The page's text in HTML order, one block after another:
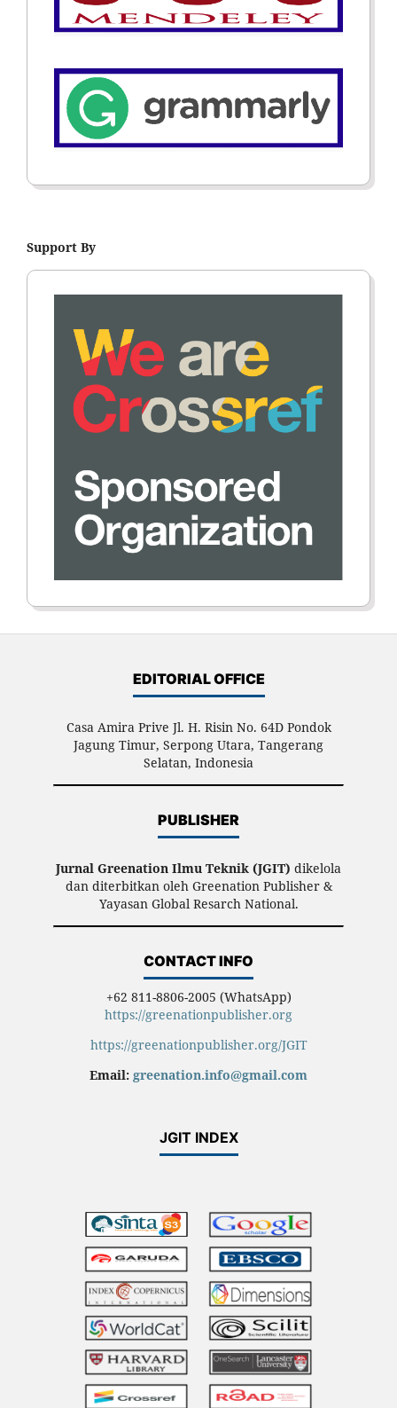
Support By
EDITORIAL OFFICE
Casa Amira Prive Jl. H. Risin No. 64D Pondok
Jagung Timur, Serpong Utara, Tangerang
Selatan, Indonesia
PUBLISHER
Jurnal Greenation Ilmu Teknik (JGIT) dikelola
dan diterbitkan oleh Greenation Publisher &
Yayasan Global Resarch National.
CONTACT INFO
+62 811-8806-2005 (WhatsApp)
https://greenationpublisher.org
https://greenationpublisher.org/JGIT
Email: greenation.info@gmail.com
JGIT INDEX